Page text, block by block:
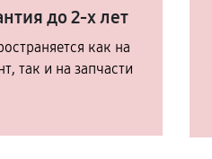
до 2-х лет
как на
так и на запчасти